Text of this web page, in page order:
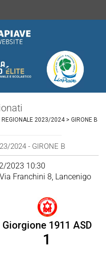
REGIONALE 2023/2024> GIRONE B
2024 - GIRONE B
2023 10:30
Franchini 8, Lancenigo
Giorgione 1911 ASD
1